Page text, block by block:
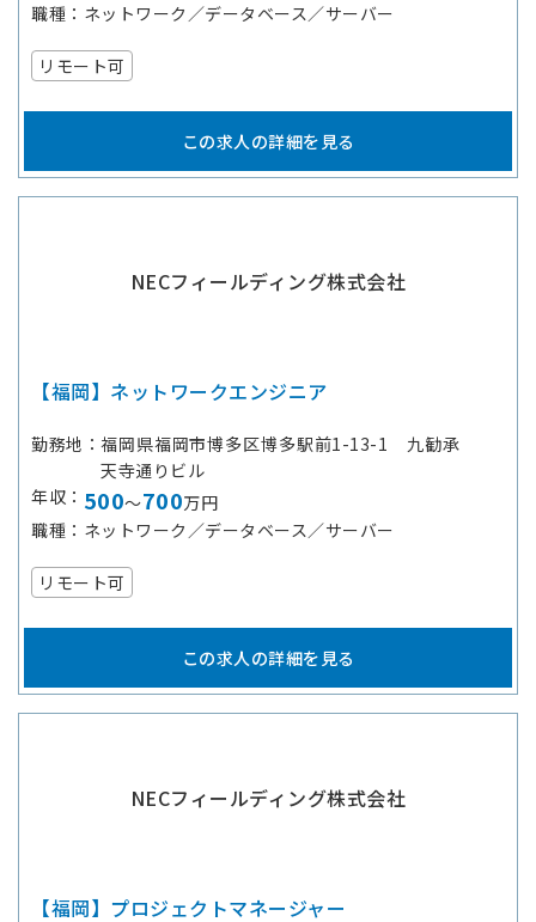
職種
ネットワーク／データベース／サーバー
リモート可
この求人の詳細を見る
NECフィールディング株式会社
【福岡】ネットワークエンジニア
勤務地
福岡県福岡市博多区博多駅前1-13-1 九勧承
天寺通りビル
年収
500～700万円
職種
ネットワーク／データベース／サーバー
リモート可
この求人の詳細を見る
NECフィールディング株式会社
【福岡】プロジェクトマネージャー